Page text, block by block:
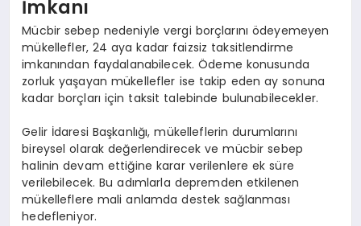
İmkanı
Mücbir sebep nedeniyle vergi borçlarını ödeyemeyen
mükellefler, 24 aya kadar faizsiz taksitlendirme
imkanından faydalanabilecek. Ödeme konusunda
zorluk yaşayan mükellefler ise takip eden ay sonuna
kadar borçları için taksit talebinde bulunabilecekler.
Gelir İdaresi Başkanlığı, mükelleflerin durumlarını
bireysel olarak değerlendirecek ve mücbir sebep
halinin devam ettiğine karar verilenlere ek süre
verilebilecek. Bu adımlarla depremden etkilenen
mükelleflere mali anlamda destek sağlanması
hedefleniyor.